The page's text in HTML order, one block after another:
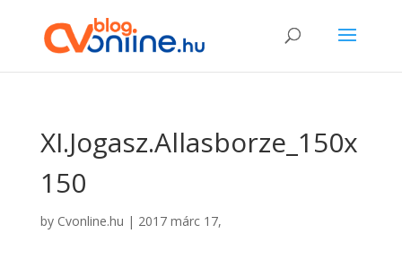
XI.Jogasz.Allasborze_150x
150
by Cvonline.hu | 2017 márc 17,